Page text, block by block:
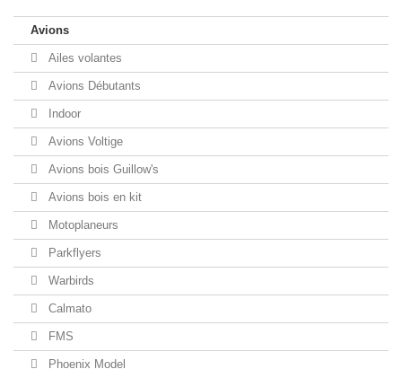
Avions
Ailes volantes
Avions Débutants
Indoor
Avions Voltige
Avions bois Guillow's
Avions bois en kit
Motoplaneurs
Parkflyers
Warbirds
Calmato
FMS
Phoenix Model